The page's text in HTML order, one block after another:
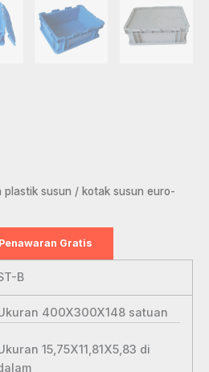
plastik susun / kotak susun euro-
Gratis
B
400X300X148 satuan
15,75X11,81X5,83 di